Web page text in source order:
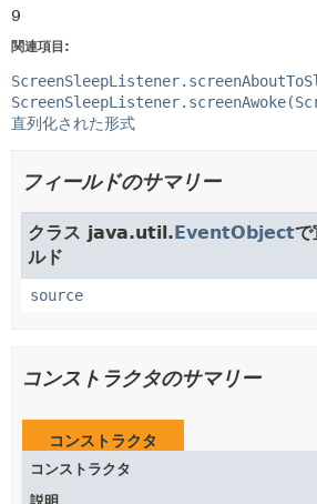
9
関連項目:
直列化された形式
フィールドのサマリー
クラス java.util.EventObjectで
ルド
source
コンストラクタのサマリー
コンストラクタ
コンストラクタ